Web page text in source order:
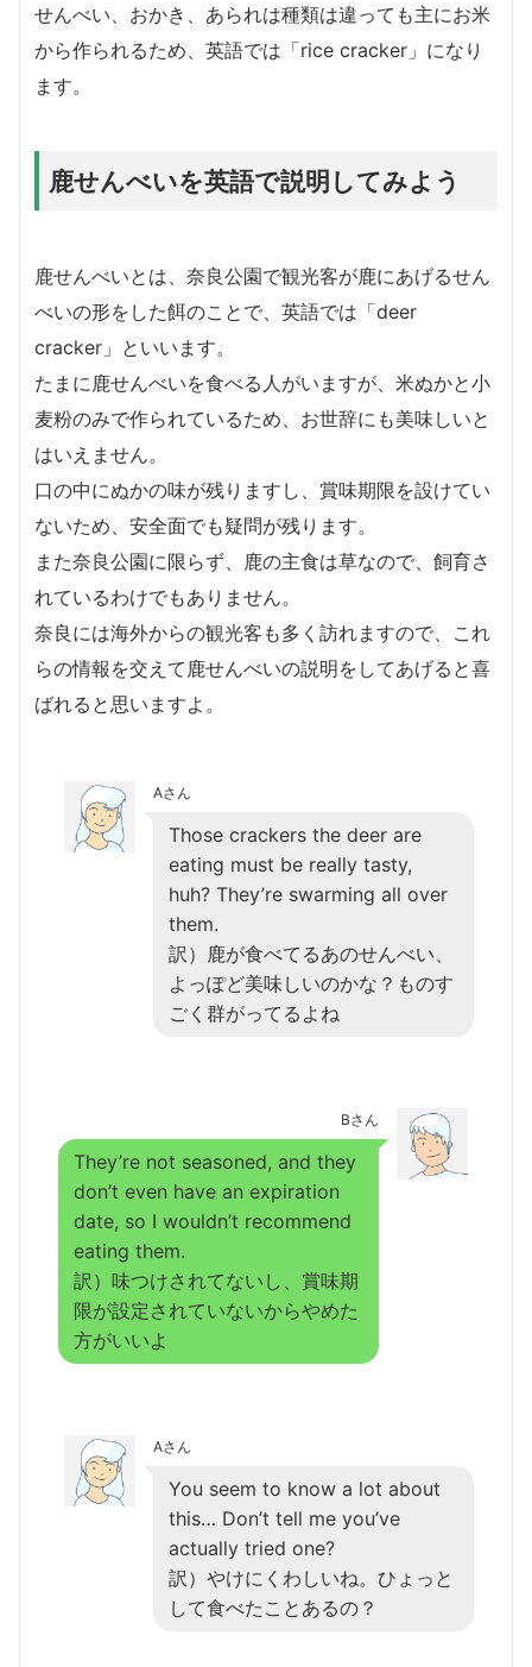
せんべい、おかき、あられは種類は違っても主にお米
から作られるため、英語では「rice cracker」になり
ます。
鹿せんべいを英語で説明してみよう
鹿せんべいとは、奈良公園で観光客が鹿にあげるせん
べいの形をした餌のことで、英語では「deer
cracker」といいます。
たまに鹿せんべいを食べる人がいますが、米ぬかと小
麦粉のみで作られているため、お世辞にも美味しいと
はいえません。
口の中にぬかの味が残りますし、賞味期限を設けてい
ないため、安全面でも疑問が残ります。
また奈良公園に限らず、鹿の主食は草なので、飼育さ
れているわけでもありません。
奈良には海外からの観光客も多く訪れますので、これ
らの情報を交えて鹿せんべいの説明をしてあげると喜
ばれると思いますよ。
Aさん
Those crackers the deer are
eating must be really tasty,
huh? They’re swarming all over
them.
訳）鹿が食べてるあのせんべい、
よっぽど美味しいのかな？ものす
ごく群がってるよね
Bさん
They’re not seasoned, and they
don’t even have an expiration
date, so I wouldn’t recommend
eating them.
訳）味つけされてないし、賞味期
限が設定されていないからやめた
方がいいよ
Aさん
You seem to know a lot about
this… Don’t tell me you’ve
actually tried one?
訳）やけにくわしいね。ひょっと
して食べたことあるの？